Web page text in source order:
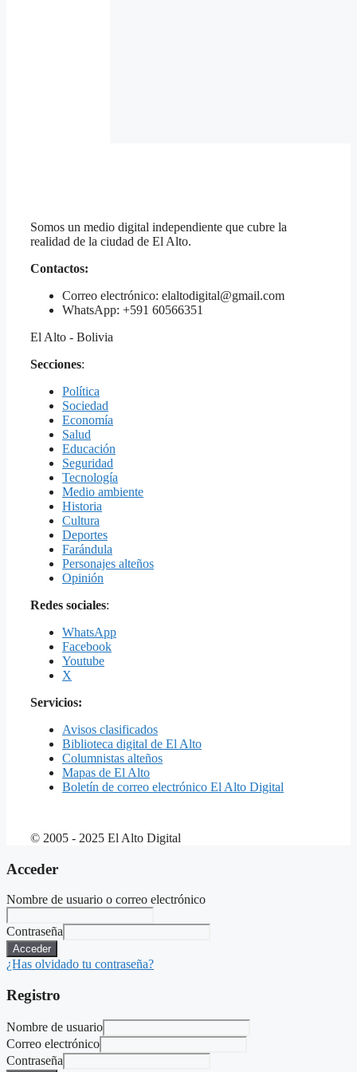
Somos un medio digital independiente que cubre la
realidad de la ciudad de El Alto.
Contactos:
Correo electrónico: elaltodigital@gmail.com
WhatsApp: +591 60566351
El Alto - Bolivia
Secciones:
Política
Sociedad
Economía
Salud
Educación
Seguridad
Tecnología
Medio ambiente
Historia
Cultura
Deportes
Farándula
Personajes alteños
Opinión
Redes sociales:
WhatsApp
Facebook
Youtube
X
Servicios:
Avisos clasificados
Biblioteca digital de El Alto
Columnistas alteños
Mapas de El Alto
Boletín de correo electrónico El Alto Digital
© 2005 - 2025 El Alto Digital
Acceder
Nombre de usuario o correo electrónico
Contraseña
Acceder
¿Has olvidado tu contraseña?
Registro
Nombre de usuario
Correo electrónico
Contraseña